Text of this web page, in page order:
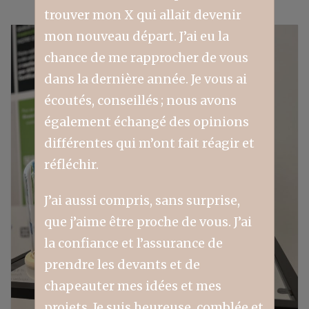
trouver mon X qui allait devenir
mon nouveau départ. J’ai eu la
chance de me rapprocher de vous
dans la dernière année. Je vous ai
écoutés, conseillés ; nous avons
également échangé des opinions
différentes qui m’ont fait réagir et
réfléchir.
J’ai aussi compris, sans surprise,
que j’aime être proche de vous. J’ai
la confiance et l’assurance de
prendre les devants et de
chapeauter mes idées et mes